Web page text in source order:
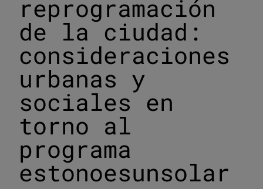
reprogramación
de la ciudad:
consideraciones
urbanas y
sociales en
torno al
programa
estonoesunsolar